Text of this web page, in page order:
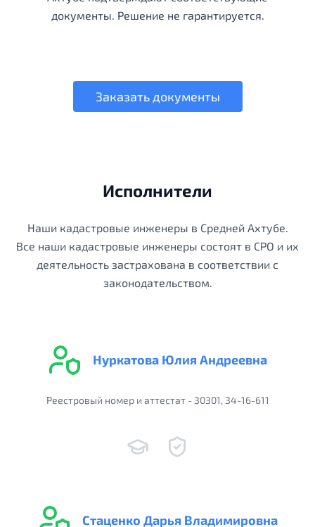
документы. Решение не гарантируется.
Заказать документы
Исполнители
Наши кадастровые инженеры в Средней Ахтубе.
Все наши кадастровые инженеры состоят в СРО и их
деятельность застрахована в соответствии с
законодательством.
Нуркатова Юлия Андреевна
Реестровый номер и аттестат - 30301, 34-16-611
Стаценко Дарья Владимировна